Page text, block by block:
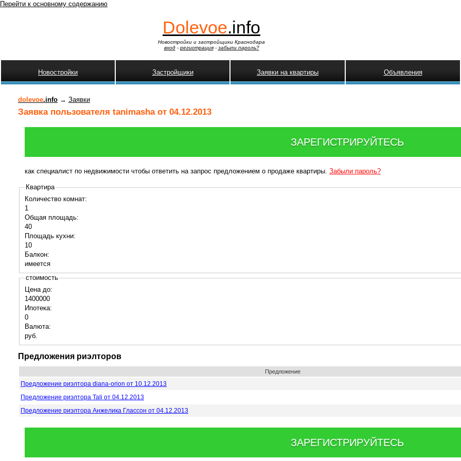
Перейти к основному содержанию
Dolevoe.info
Новостройки и застройщики Краснодара
вход- регистрация- забыли пароль?
Новостройки Застройщики Заявки на квартиры Объявления
dolevoe.info → Заявки
Заявка пользователя tanimasha от 04.12.2013
ЗАРЕГИСТРИРУЙТЕСЬ
как специалист по недвижимости чтобы ответить на запрос предложением о продаже квартиры.Забыли пароль?
Квартира
Количество комнат:
1
Общая площадь:
40
Площадь кухни:
10
Балкон:
имеется
стоимость
Цена до:
1400000
Ипотека:
0
Валюта:
руб.
Предложения риэлторов
Предложение
Предложение риэлтора diana-orion от 10.12.2013
Предложение риэлтора Tali от 04.12.2013
Предложение риэлтора Анжелика Глассон от 04.12.2013
ЗАРЕГИСТРИРУЙТЕСЬ